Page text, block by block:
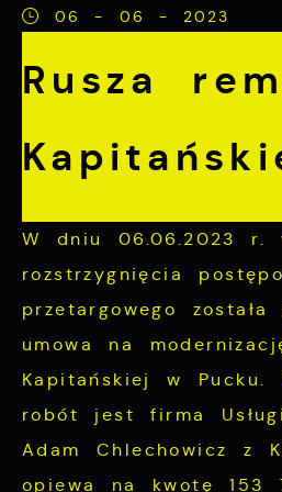
06 - 06 - 2023
Rusza
W dniu 06.06.2023 r.
rozstrzygnięcia
przetargowego została
umowa na
Kapitańskiej w Pucku.
robót jest firma
Adam Chlechowicz z
opiewa na kwotę 153
internetowej i
dostosowania Twoich
formularzy. Dzięki
której korzystasz, może
zakłóceń.
Tego typu pliki cookies
określonych
prezentowanych treści.
Dzięki tym plikom
zapewnić Ci większy
Więcej